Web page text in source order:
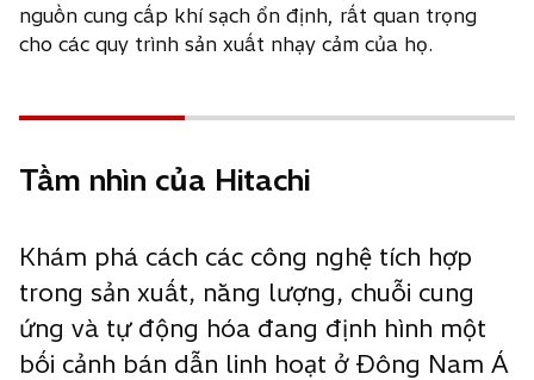
nguồn cung cấp khí sạch ổn định, rất quan trọng
cho các quy trình sản xuất nhạy cảm của họ.
Tầm nhìn của Hitachi
Khám phá cách các công nghệ tích hợp
trong sản xuất, năng lượng, chuỗi cung
ứng và tự động hóa đang định hình một
bối cảnh bán dẫn linh hoạt ở Đông Nam Á